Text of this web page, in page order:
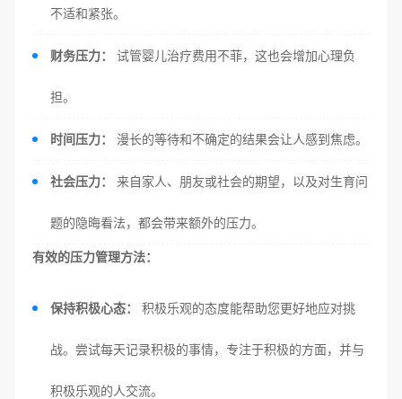
不适和紧张。
财务压力： 试管婴儿治疗费用不菲，这也会增加心理负
担。
时间压力： 漫长的等待和不确定的结果会让人感到焦虑。
社会压力： 来自家人、朋友或社会的期望，以及对生育问
题的隐晦看法，都会带来额外的压力。
有效的压力管理方法：
保持积极心态： 积极乐观的态度能帮助您更好地应对挑
战。尝试每天记录积极的事情，专注于积极的方面，并与
积极乐观的人交流。